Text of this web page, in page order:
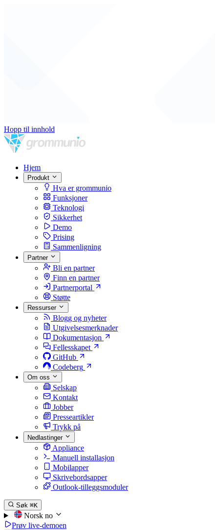
Hopp til innhold
Hjem
Produkt
Hva er grommunio
Funksjoner
Teknologi
Sikkerhet
Demo
Prising
Sammenligning
Partner
Bli en partner
Finn en partner
Partnerportal
Støtte
Ressurser
Blogg og nyheter
Utgivelsesmerknader
Dokumentasjon
Fellesskapet
GitHub
Codeberg
Om oss
Selskap
Kontakt
Jobber
Presseartikler
Trykk på
Nedlastinger
Appliance
Manuell installasjon
Mobilapper
Skrivebordsapper
Outlook-tilleggsmoduler
Søk ⌘K
Norsk no
Prøv live-demoen